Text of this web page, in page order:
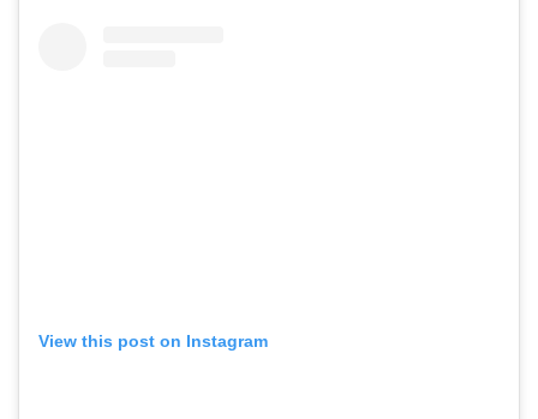
View this post on Instagram